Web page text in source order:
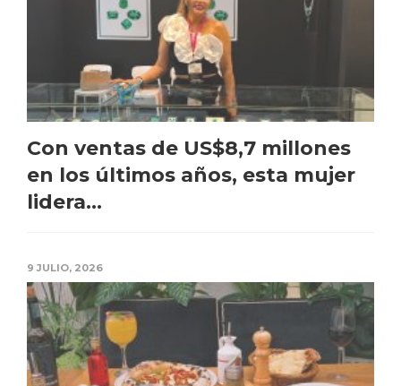
Con ventas de US$8,7 millones
en los últimos años, esta mujer
lidera...
9 JULIO, 2026